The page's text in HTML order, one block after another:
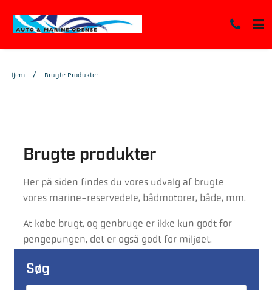
Hjem Brugte Produkter
Brugte produkter
Her på siden findes du vores udvalg af brugte
vores marine-reservedele, bådmotorer, både, mm.
At købe brugt, og genbruge er ikke kun godt for
pengepungen, det er også godt for miljøet.
Søg